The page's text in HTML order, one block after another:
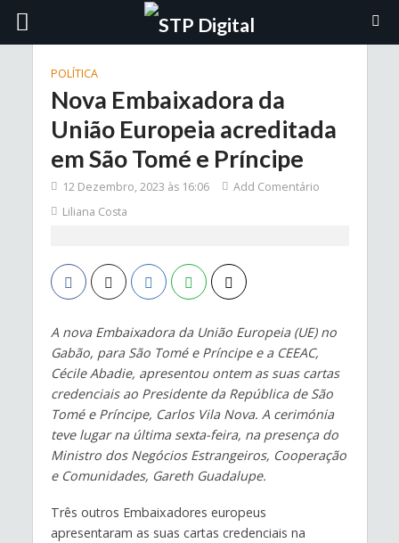
POLÍTICA
Nova Embaixadora da
União Europeia acreditada
em São Tomé e Príncipe
12 Dezembro, 2023 às 16:06
Add Comentário
Liliana Costa
A nova Embaixadora da União Europeia (UE) no
Gabão, para São Tomé e Príncipe e a CEEAC,
Cécile Abadie, apresentou ontem as suas cartas
credenciais ao Presidente da República de São
Tomé e Príncipe, Carlos Vila Nova. A cerimónia
teve lugarna última sexta-feira, na presença do
Ministro dos Negócios Estrangeiros, Cooperação
e Comunidades, Gareth Guadalupe.
Três outros Embaixadores europeus
apresentaram as suas cartas credenciais na